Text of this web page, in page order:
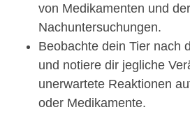
von Medikamenten und
Nachuntersuchungen.
Beobachte dein Tier nach
und notiere dir jegliche
unerwartete Reaktionen
oder Medikamente.